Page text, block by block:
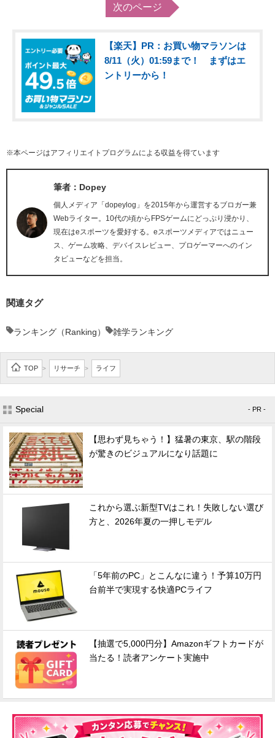
次のページ
【楽天】PR：お買い物マラソンは
8/11（火）01:59まで！ まずはエ
ントリーから！
※本ページはアフィリエイトプログラムによる収益を得ています
筆者：Dopey
個人メディア「dopeylog」を2015年から運営するブロガー兼
Webライター。10代の頃からFPSゲームにどっぷり浸かり、
現在はeスポーツを愛好する。eスポーツメディアではニュー
ス、ゲーム攻略、デバイスレビュー、プロゲーマーへのイン
タビューなどを担当。
関連タグ
ランキング（Ranking） 雑学ランキング
TOP > リサーチ > ライフ
Special - PR -
【思わず見ちゃう！】猛暑の東京、駅の階段
が驚きのビジュアルになり話題に
これから選ぶ新型TVはこれ！失敗しない選び
方と、2026年夏の一押しモデル
「5年前のPC」とこんなに違う！予算10万円
台前半で実現する快適PCライフ
【抽選で5,000円分】Amazonギフトカードが
当たる！読者アンケート実施中